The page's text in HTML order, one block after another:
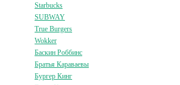
Starbucks
SUBWAY
True Burgers
Wokker
Баскин Роббинс
Братья Караваевы
Бургер Кинг